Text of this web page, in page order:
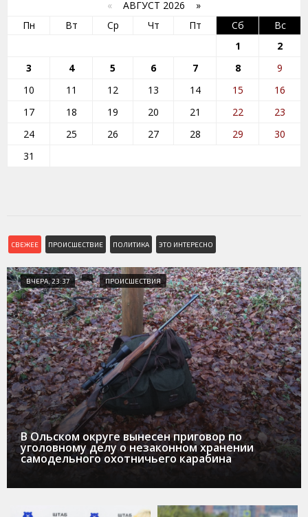
« АВГУСТ 2026 »
Пн
Вт Ср Чт Пт Сб
Вс
1
2
3
4 5 6 7 8
9
10
11 12 13 14 15
16
17
18 19 20 21 22
23
24
25 26 27 28 29
30
31
СВЕЖЕЕ ПРОИСШЕСТВИЕ ПОЛИТИКА ЭТО ИНТЕРЕСНО
ВЧЕРА, 23:37 ПРОИСШЕСТВИЯ
В Ольском округе вынесен приговор по
уголовному делу о незаконном хранении
самодельного охотничьего карабина